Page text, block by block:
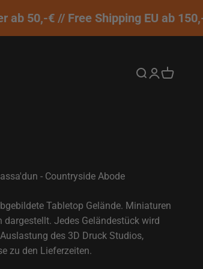
50,-€ // Free Shipping EU ab 150,-€
Suche öffnen
- Countryside Abode
Tabletop Gelände. Miniaturen
Jedes Geländestück wird
des 3D Druck Studios,
zu den Lieferzeiten.